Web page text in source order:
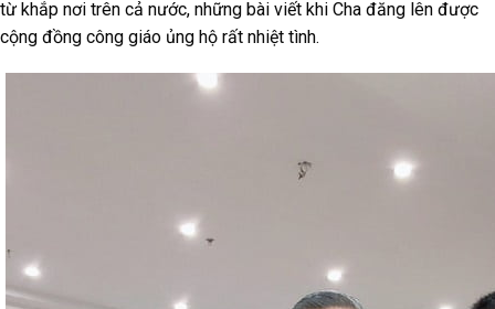
từ khắp nơi trên cả nước, những bài viết khi Cha đăng lên được
cộng đồng công giáo ủng hộ rất nhiệt tình.